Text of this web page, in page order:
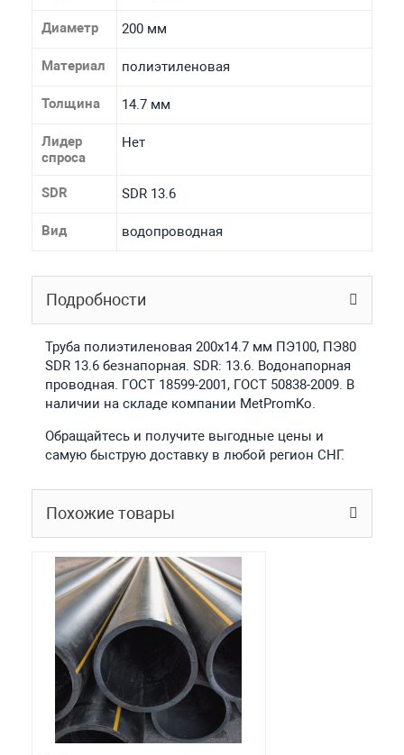
Диаметр 200 мм
Материал полиэтиленовая
Толщина 14.7 мм
Лидер
спроса
Нет
SDR SDR 13.6
Вид водопроводная
Подробности
Труба полиэтиленовая 200х14.7 мм ПЭ100, ПЭ80
SDR 13.6 безнапорная. SDR: 13.6. Водонапорная
проводная. ГОСТ 18599-2001, ГОСТ 50838-2009. В
наличии на складе компании MetPromKo.
Обращайтесь и получите выгодные цены и
самую быструю доставку в любой регион СНГ.
Похожие товары